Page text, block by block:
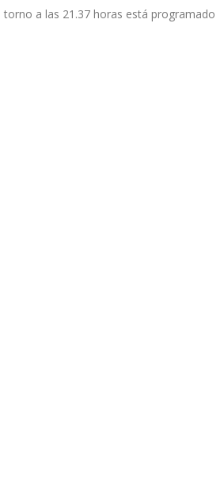
torno a las 21.37 horas está programado